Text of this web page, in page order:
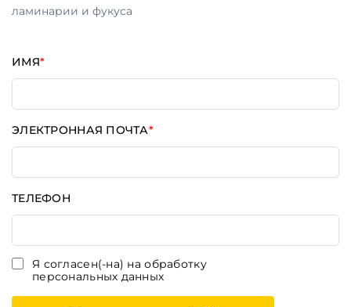
ламинарии и фукуса
ИМЯ*
ЭЛЕКТРОННАЯ ПОЧТА*
ТЕЛЕФОН
Я согласен(-на) на обработку
персональных данных